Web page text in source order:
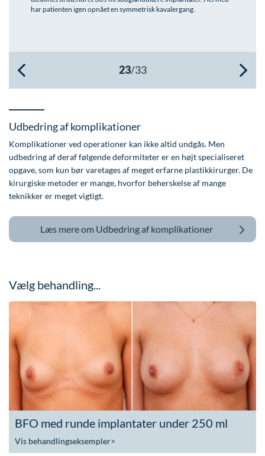
Øre-næse-hals
har patienten igen opnået en symmetrisk kavalergang.
Udbedring af komplikationer
Komplikationer ved operationer kan ikke altid undgås. Men
udbedring af deraf følgende deformiteter er en højt specialiseret
opgave, som kun bør varetages af meget erfarne plastikkirurger. De
kirurgiske metoder er mange, hvorfor beherskelse af mange
teknikker er meget vigtigt.
Læs mere om Udbedring af komplikationer
Vælg behandling...
BFO med runde implantater under 250 ml
Vis behandlingseksempler>